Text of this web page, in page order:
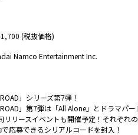
(税抜価格)
Namco Entertainment Inc.
ROAD」シリーズ第7弾！
ROAD」第7弾は「All Alone」とドラマパ
リースイベントも開催予定！それぞれ
応募できるシリアルコードを封入！